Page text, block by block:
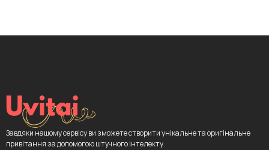
Завдяки нашому сервісу ви зможете створити унікальне та оригінальне
привітання за допомогою штучного інтелекту.